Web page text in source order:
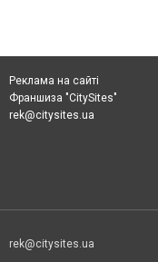
Реклама на сайті
Франшиза "CitySites"
rek@citysites.ua
rek@citysites.ua